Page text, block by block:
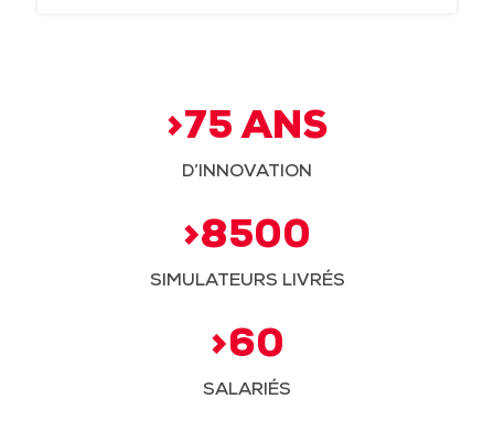
>75 ANS
D’INNOVATION
>8500
SIMULATEURS LIVRÉS
>60
SALARIÉS